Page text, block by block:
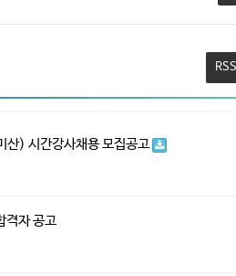
RSS
) 시간강사채용 모집공고
격자 공고